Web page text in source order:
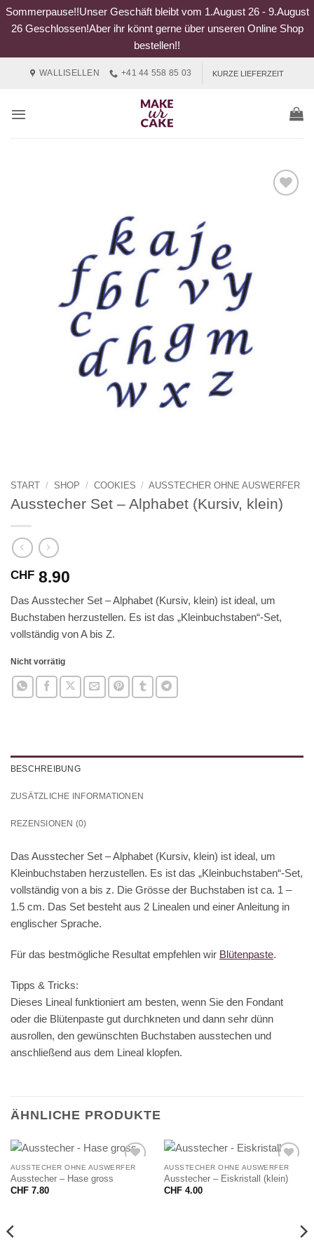
Sommerpause!!Unser Geschäft bleibt vom 1.August 26 - 9.August
26 Geschlossen!Aber ihr könnt gerne über unseren Online Shop
bestellen!!
WALLISELLEN +41 44 558 85 03 KURZE LIEFERZEIT
START / SHOP / COOKIES / AUSSTECHER OHNE AUSWERFER
Ausstecher Set – Alphabet (Kursiv, klein)
CHF 8.90
Das Ausstecher Set – Alphabet (Kursiv, klein) ist ideal, um
Buchstaben herzustellen. Es ist das „Kleinbuchstaben“-Set,
vollständig von A bis Z.
Nicht vorrätig
BESCHREIBUNG
ZUSÄTZLICHE INFORMATIONEN
REZENSIONEN (0)
Das Ausstecher Set – Alphabet (Kursiv, klein) ist ideal, um
Kleinbuchstaben herzustellen. Es ist das „Kleinbuchstaben“-Set,
vollständig von a bis z. Die Grösse der Buchstaben ist ca. 1 –
1.5 cm. Das Set besteht aus 2 Linealen und einer Anleitung in
englischer Sprache.
Für das bestmögliche Resultat empfehlen wir Blütenpaste.
Tipps & Tricks:
Dieses Lineal funktioniert am besten, wenn Sie den Fondant
oder die Blütenpaste gut durchkneten und dann sehr dünn
ausrollen, den gewünschten Buchstaben ausstechen und
anschließend aus dem Lineal klopfen.
ÄHNLICHE PRODUKTE
AUSSTECHER OHNE AUSWERFER
Ausstecher – Hase gross
CHF7.80
AUSSTECHER OHNE AUSWERFER
Ausstecher – Eiskristall (klein)
CHF4.00